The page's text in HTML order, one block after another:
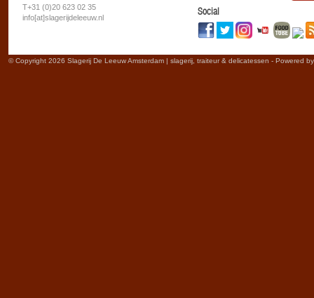
T+31 (0)20 623 02 35
info[at]slagerijdeleeuw.nl
Social
© Copyright 2026 Slagerij De Leeuw Amsterdam | slagerij, traiteur & delicatessen - Powered